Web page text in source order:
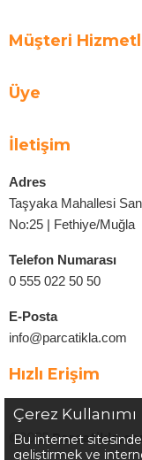
Müşteri
Üye
İletişim
Adres
Taşyaka Mahallesi
No:25 | Fethiye/Muğla
Telefon Numarası
0 555 022 50 50
E-Posta
info@parcatikla.com
Hızlı Erişim
©2025
Çerez Kullanımı
Bu internet
geliştirmek ve